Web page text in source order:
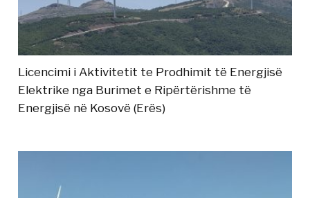
Licencimi i Aktivitetit te Prodhimit të Energjisë
Elektrike nga Burimet e Ripërtërishme të
Energjisë në Kosovë (Erës)